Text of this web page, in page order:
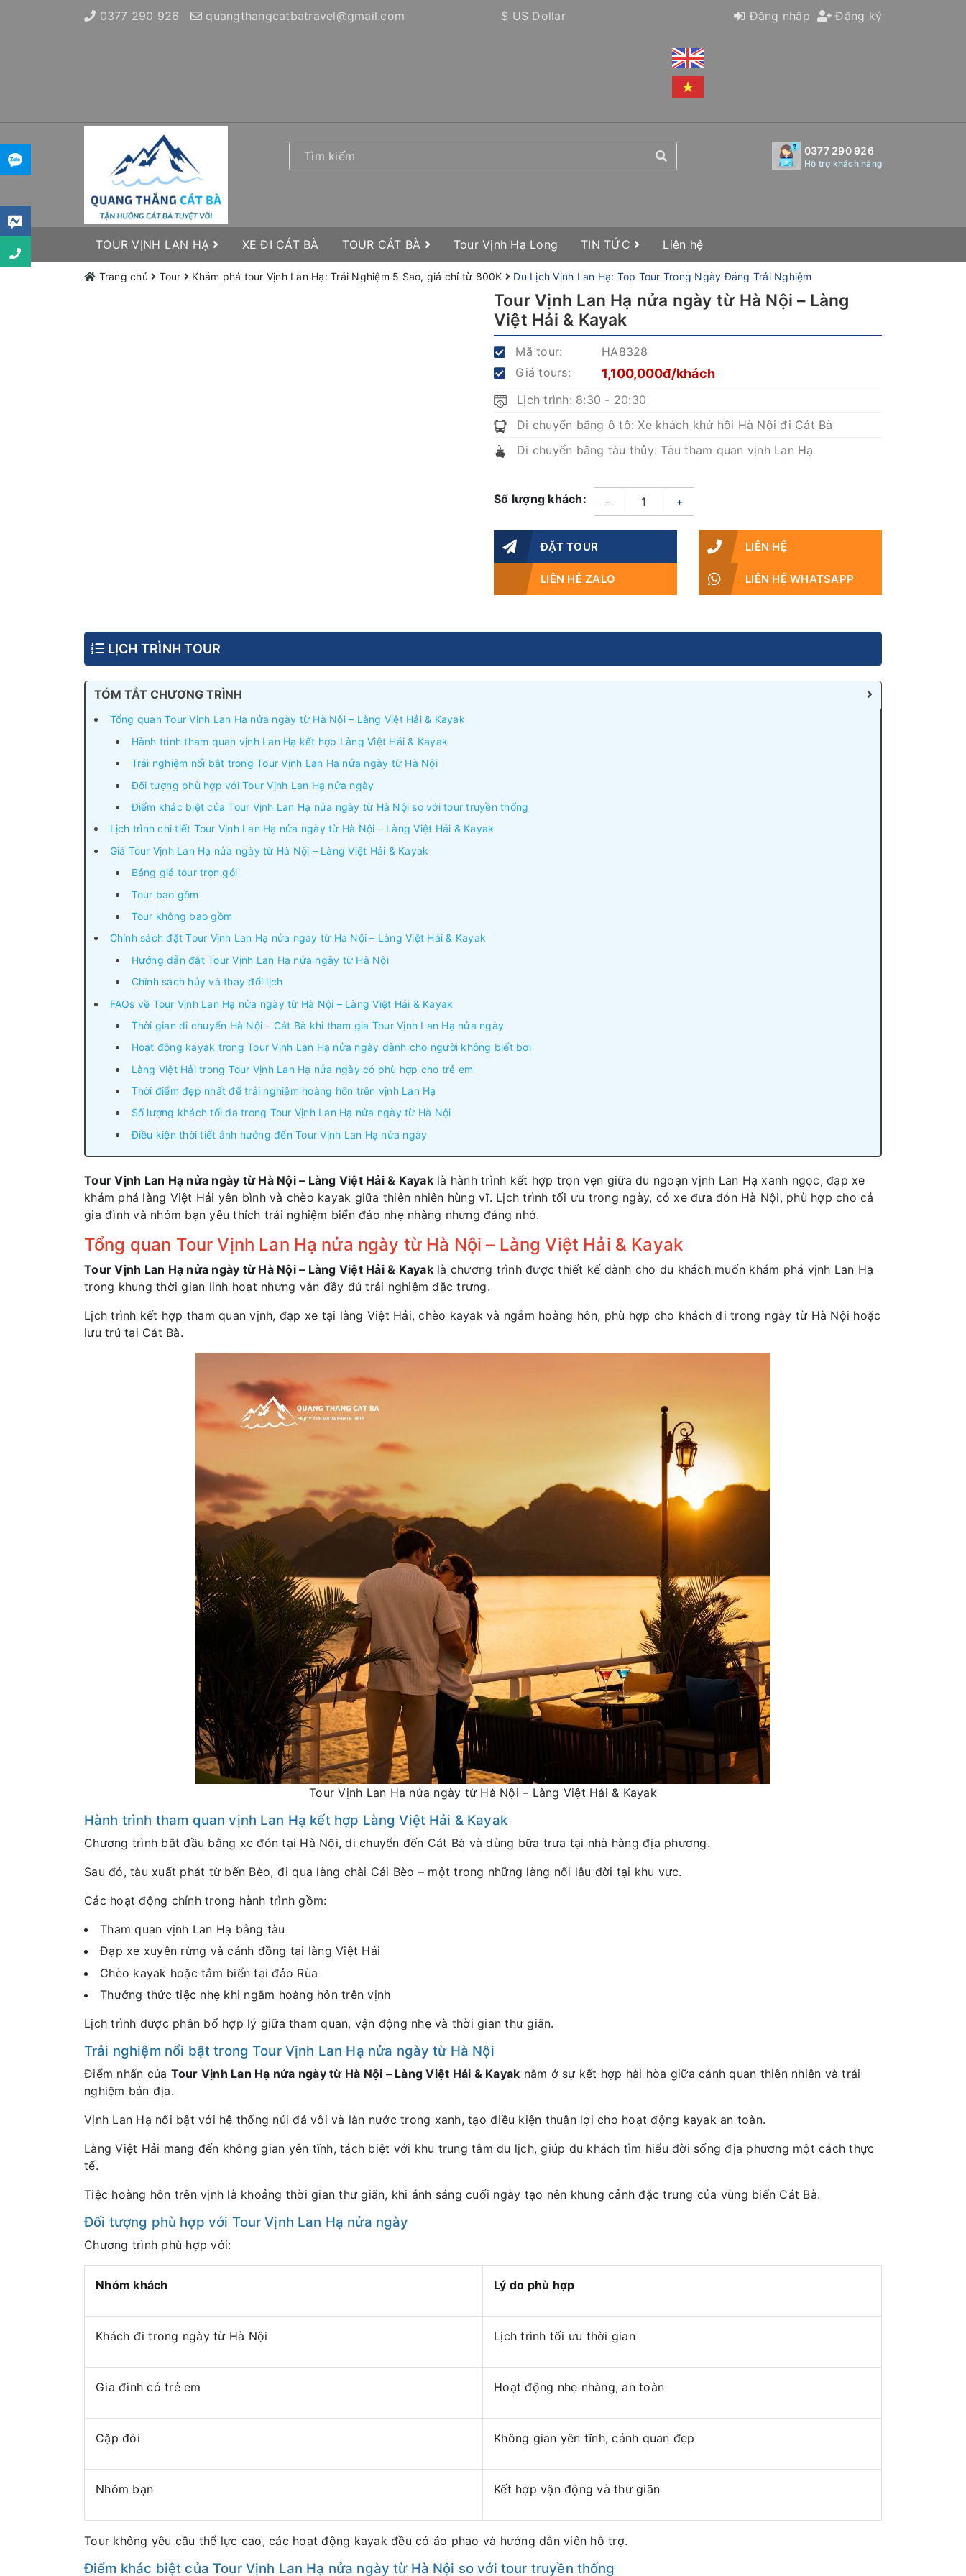
0377 290 926 quangthangcatbatravel@gmail.com Đăng nhập Đăng ký
$ US Dollar
0377 290 926
Hỗ trợ khách hàng
TOUR VỊNH LAN HẠ XE ĐI CÁT BÀ TOUR CÁT BÀ Tour Vịnh Hạ Long TIN TỨC Liên hệ
Trang chủ Tour Khám phá tour Vịnh Lan Hạ: Trải Nghiệm 5 Sao, giá chỉ từ 800K Du Lịch Vịnh Lan Hạ: Top Tour Trong Ngày Đáng Trải Nghiệm
Tour Vịnh Lan Hạ nửa ngày từ Hà Nội – Làng
Việt Hải & Kayak
Mã tour:
HA8328
Giá tours:
1,100,000đ/khách
Lịch trình: 8:30 - 20:30
Di chuyển bằng ô tô: Xe khách khứ hồi Hà Nội đi Cát Bà
Di chuyển bằng tàu thủy: Tàu tham quan vịnh Lan Hạ
Số lượng khách: – +
ĐẶT TOUR LIÊN HỆ
LIÊN HỆ ZALO LIÊN HỆ WHATSAPP
LỊCH TRÌNH TOUR
TÓM TẮT CHƯƠNG TRÌNH
Tổng quan Tour Vịnh Lan Hạ nửa ngày từ Hà Nội – Làng Việt Hải & Kayak
Hành trình tham quan vịnh Lan Hạ kết hợp Làng Việt Hải & Kayak
Trải nghiệm nổi bật trong Tour Vịnh Lan Hạ nửa ngày từ Hà Nội
Đối tượng phù hợp với Tour Vịnh Lan Hạ nửa ngày
Điểm khác biệt của Tour Vịnh Lan Hạ nửa ngày từ Hà Nội so với tour truyền thống
Lịch trình chi tiết Tour Vịnh Lan Hạ nửa ngày từ Hà Nội – Làng Việt Hải & Kayak
Giá Tour Vịnh Lan Hạ nửa ngày từ Hà Nội – Làng Việt Hải & Kayak
Bảng giá tour trọn gói
Tour bao gồm
Tour không bao gồm
Chính sách đặt Tour Vịnh Lan Hạ nửa ngày từ Hà Nội – Làng Việt Hải & Kayak
Hướng dẫn đặt Tour Vịnh Lan Hạ nửa ngày từ Hà Nội
Chính sách hủy và thay đổi lịch
FAQs về Tour Vịnh Lan Hạ nửa ngày từ Hà Nội – Làng Việt Hải & Kayak
Thời gian di chuyển Hà Nội – Cát Bà khi tham gia Tour Vịnh Lan Hạ nửa ngày
Hoạt động kayak trong Tour Vịnh Lan Hạ nửa ngày dành cho người không biết bơi
Làng Việt Hải trong Tour Vịnh Lan Hạ nửa ngày có phù hợp cho trẻ em
Thời điểm đẹp nhất để trải nghiệm hoàng hôn trên vịnh Lan Hạ
Số lượng khách tối đa trong Tour Vịnh Lan Hạ nửa ngày từ Hà Nội
Điều kiện thời tiết ảnh hưởng đến Tour Vịnh Lan Hạ nửa ngày
Tour Vịnh Lan Hạ nửa ngày từ Hà Nội – Làng Việt Hải & Kayaklà hành trình kết hợp trọn vẹn giữa du ngoạn vịnh Lan Hạ xanh ngọc, đạp xe
khám phá làng Việt Hải yên bình và chèo kayak giữa thiên nhiên hùng vĩ. Lịch trình tối ưu trong ngày, có xe đưa đón Hà Nội, phù hợp cho cả
gia đình và nhóm bạn yêu thích trải nghiệm biển đảo nhẹ nhàng nhưng đáng nhớ.
Tổng quan Tour Vịnh Lan Hạ nửa ngày từ Hà Nội – Làng Việt Hải & Kayak
Tour Vịnh Lan Hạ nửa ngày từ Hà Nội – Làng Việt Hải & Kayaklà chương trình được thiết kế dành cho du khách muốn khám phá vịnh Lan Hạ
trong khung thời gian linh hoạt nhưng vẫn đầy đủ trải nghiệm đặc trưng.
Lịch trình kết hợp tham quan vịnh, đạp xe tại làng Việt Hải, chèo kayak và ngắm hoàng hôn, phù hợp cho khách đi trong ngày từ Hà Nội hoặc
lưu trú tại Cát Bà.
Tour Vịnh Lan Hạ nửa ngày từ Hà Nội – Làng Việt Hải & Kayak
Hành trình tham quan vịnh Lan Hạ kết hợp Làng Việt Hải & Kayak
Chương trình bắt đầu bằng xe đón tại Hà Nội, di chuyển đến Cát Bà và dùng bữa trưa tại nhà hàng địa phương.
Sau đó, tàu xuất phát từ bến Bèo, đi qua làng chài Cái Bèo – một trong những làng nổi lâu đời tại khu vực.
Các hoạt động chính trong hành trình gồm:
Tham quan vịnh Lan Hạ bằng tàu
Đạp xe xuyên rừng và cánh đồng tại làng Việt Hải
Chèo kayak hoặc tắm biển tại đảo Rùa
Thưởng thức tiệc nhẹ khi ngắm hoàng hôn trên vịnh
Lịch trình được phân bổ hợp lý giữa tham quan, vận động nhẹ và thời gian thư giãn.
Trải nghiệm nổi bật trong Tour Vịnh Lan Hạ nửa ngày từ Hà Nội
Điểm nhấn của Tour Vịnh Lan Hạ nửa ngày từ Hà Nội – Làng Việt Hải & Kayak nằm ở sự kết hợp hài hòa giữa cảnh quan thiên nhiên và trải
nghiệm bản địa.
Vịnh Lan Hạ nổi bật với hệ thống núi đá vôi và làn nước trong xanh, tạo điều kiện thuận lợi cho hoạt động kayak an toàn.
Làng Việt Hải mang đến không gian yên tĩnh, tách biệt với khu trung tâm du lịch, giúp du khách tìm hiểu đời sống địa phương một cách thực
tế.
Tiệc hoàng hôn trên vịnh là khoảng thời gian thư giãn, khi ánh sáng cuối ngày tạo nên khung cảnh đặc trưng của vùng biển Cát Bà.
Đối tượng phù hợp với Tour Vịnh Lan Hạ nửa ngày
Chương trình phù hợp với:
Nhóm khách Lý do phù hợp
Khách đi trong ngày từ Hà Nội Lịch trình tối ưu thời gian
Gia đình có trẻ em Hoạt động nhẹ nhàng, an toàn
Cặp đôi Không gian yên tĩnh, cảnh quan đẹp
Nhóm bạn Kết hợp vận động và thư giãn
Tour không yêu cầu thể lực cao, các hoạt động kayak đều có áo phao và hướng dẫn viên hỗ trợ.
Điểm khác biệt của Tour Vịnh Lan Hạ nửa ngày từ Hà Nội so với tour truyền thống